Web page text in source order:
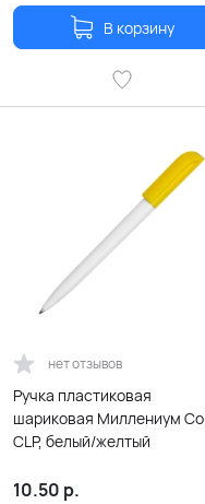
В корзину
нет отзывов
Ручка пластиковая
шариковая Миллениум
CLP, белый/желтый
10.50 р.